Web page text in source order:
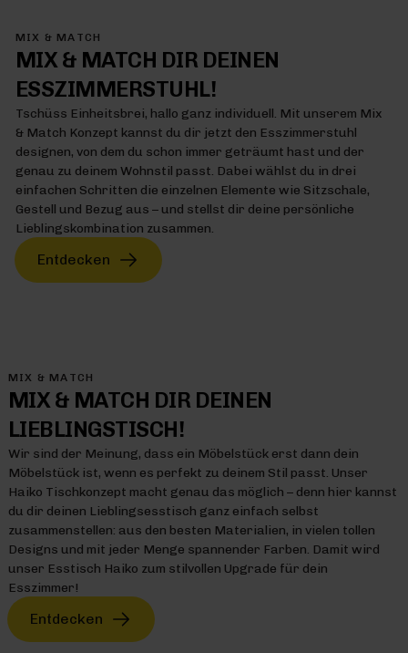
MIX & MATCH
MIX & MATCH DIR DEINEN
ESSZIMMERSTUHL!
Tschüss Einheitsbrei, hallo ganz individuell. Mit unserem Mix
& Match Konzept kannst du dir jetzt den Esszimmerstuhl
designen, von dem du schon immer geträumt hast und der
genau zu deinem Wohnstil passt. Dabei wählst du in drei
einfachen Schritten die einzelnen Elemente wie Sitzschale,
Gestell und Bezug aus – und stellst dir deine persönliche
Lieblingskombination zusammen.
Entdecken
MIX & MATCH
MIX & MATCH DIR DEINEN
LIEBLINGSTISCH!
Wir sind der Meinung, dass ein Möbelstück erst dann dein
Möbelstück ist, wenn es perfekt zu deinem Stil passt. Unser
Haiko Tischkonzept macht genau das möglich – denn hier kannst
du dir deinen Lieblingsesstisch ganz einfach selbst
zusammenstellen: aus den besten Materialien, in vielen tollen
Designs und mit jeder Menge spannender Farben. Damit wird
unser Esstisch Haiko zum stilvollen Upgrade für dein
Esszimmer!
Entdecken